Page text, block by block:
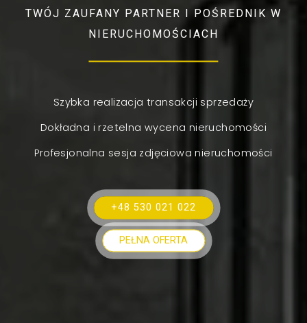
TWÓJ ZAUFANY PARTNER I POŚREDNIK W
NIERUCHOMOŚCIACH
Szybka realizacja transakcji sprzedaży
Dokładna i rzetelna wycena nieruchomości
Profesjonalna sesja zdjęciowa nieruchomości
+48 530 021 022
PEŁNA OFERTA